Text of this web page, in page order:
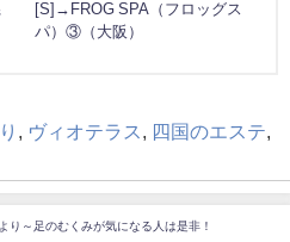
[S]→FROG SPA（フロッグス
パ）③（大阪）
, ヴィオテラス , 四国のエステ,
～足のむくみが気になる人は是非！